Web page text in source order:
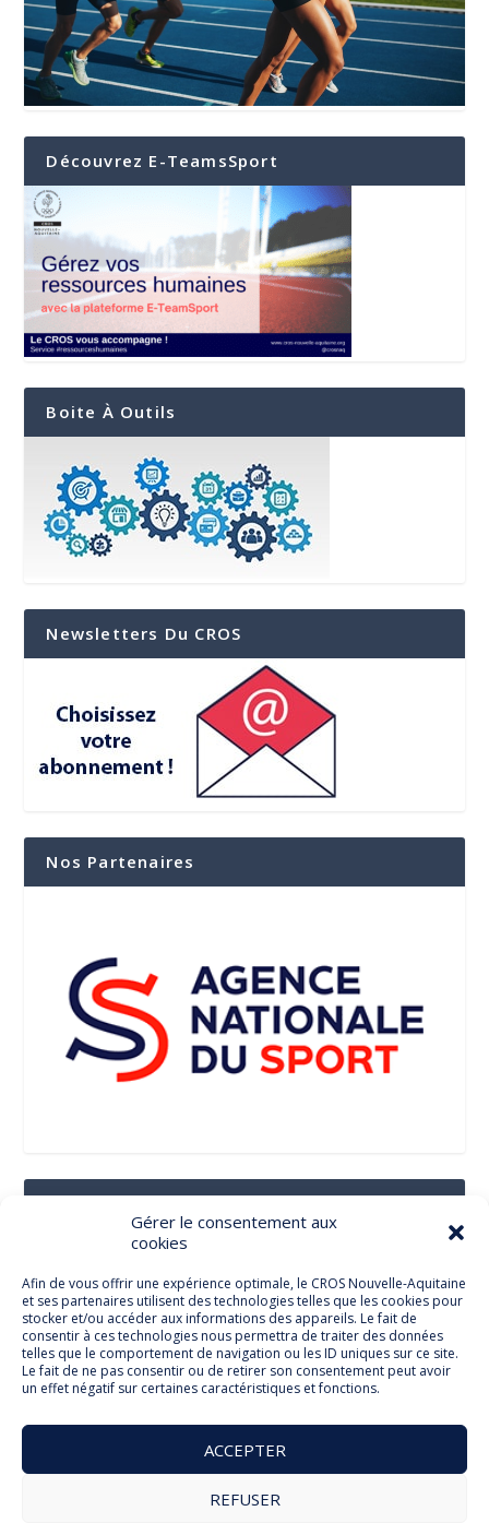
Gérer le consentement aux
cookies
Afin de vous offrir une expérience optimale, le CROS Nouvelle-Aquitaine
et ses partenaires utilisent des technologies telles que les cookies pour
stocker et/ou accéder aux informations des appareils. Le fait de
consentir à ces technologies nous permettra de traiter des données
telles que le comportement de navigation ou les ID uniques sur ce site.
Le fait de ne pas consentir ou de retirer son consentement peut avoir
un effet négatif sur certaines caractéristiques et fonctions.
ACCEPTER
REFUSER
Découvrez E-TeamsSport
Boite À Outils
Newsletters Du CROS
Nos Partenaires
Facebook